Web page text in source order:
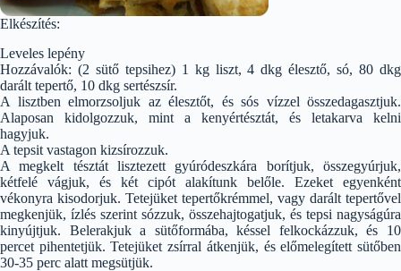
Elkészítés:
Leveles lepény
Hozzávalók: (2 sütő tepsihez) 1 kg liszt, 4 dkg élesztő, só, 80 dkg
darált tepertő, 10 dkg sertészsír.
A lisztben elmorzsoljuk az élesztőt, és sós vízzel összedagasztjuk.
Alaposan kidolgozzuk, mint a kenyértésztát, és letakarva kelni
hagyjuk.
A tepsit vastagon kizsírozzuk.
A megkelt tésztát lisztezett gyúródeszkára borítjuk, összegyúrjuk,
kétfelé vágjuk, és két cipót alakítunk belőle. Ezeket egyenként
vékonyra kisodorjuk. Tetejüket tepertőkrémmel, vagy darált tepertővel
megkenjük, ízlés szerint sózzuk, összehajtogatjuk, és tepsi nagyságúra
kinyújtjuk. Belerakjuk a sütőformába, késsel felkockázzuk, és 10
percet pihentetjük. Tetejüket zsírral átkenjük, és előmelegített sütőben
30-35 perc alatt megsütjük.